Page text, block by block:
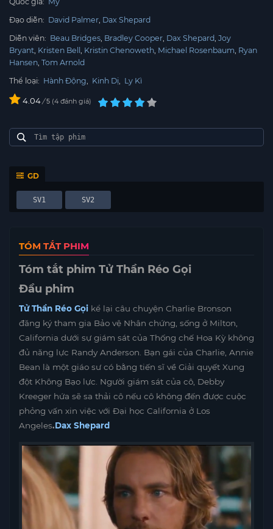
Đạo diễn: David Palmer Dax Shepard
Diễn viên: Beau Bridges Bradley Cooper Dax Shepard Joy
Bryant Kristen Bell Kristin Chenoweth Michael Rosenbaum Ryan
Hansen Tom Arnold
Thể loại: Hành Động, Kinh Dị, Ly Kì
4.04/ 5 4 đánh giá
GD
SV1 SV2
TÓM TẮT PHIM
Tóm tắt phim Tử Thần Réo Gọi
Đầu phim
Tử Thần Réo Gọi kể lại câu chuyện Charlie Bronson
đăng ký tham gia Bảo vệ Nhân chứng, sống ở Milton,
California dưới sự giám sát của Thống chế Hoa Kỳ không
đủ năng lực Randy Anderson. Bạn gái của Charlie, Annie
Bean là một giáo sư có bằng tiến sĩ về Giải quyết Xung
đột Không Bạo lực. Người giám sát của cô, Debby
Kreeger hứa sẽ sa thải cô nếu cô không đến được cuộc
phỏng vấn xin việc với Đại học California ở Los
Angeles.Dax Shepard